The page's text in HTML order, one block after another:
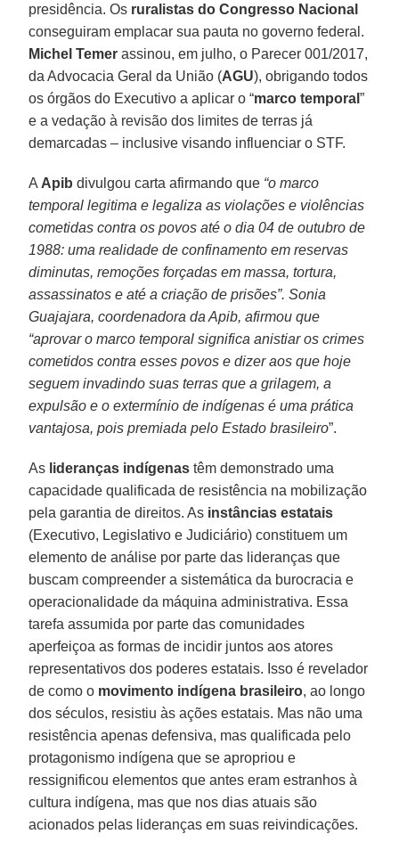
presidência. Os ruralistas do Congresso Nacional
conseguiram emplacar sua pauta no governo federal.
Michel Temer assinou, em julho, o Parecer 001/2017,
da Advocacia Geral da União (AGU), obrigando todos
os órgãos do Executivo a aplicar o “marco temporal”
e a vedação à revisão dos limites de terras já
demarcadas – inclusive visando influenciar o STF.
A Apib divulgou carta afirmando que “o marco
temporal legitima e legaliza as violações e violências
cometidas contra os povos até o dia 04 de outubro de
1988: uma realidade de confinamento em reservas
diminutas, remoções forçadas em massa, tortura,
assassinatos e até a criação de prisões”. Sonia
Guajajara, coordenadora da Apib, afirmou que
“aprovar o marco temporal significa anistiar os crimes
cometidos contra esses povos e dizer aos que hoje
seguem invadindo suas terras que a grilagem, a
expulsão e o extermínio de indígenas é uma prática
vantajosa, pois premiada pelo Estado brasileiro”.
As lideranças indígenas têm demonstrado uma
capacidade qualificada de resistência na mobilização
pela garantia de direitos. As instâncias estatais
(Executivo, Legislativo e Judiciário) constituem um
elemento de análise por parte das lideranças que
buscam compreender a sistemática da burocracia e
operacionalidade da máquina administrativa. Essa
tarefa assumida por parte das comunidades
aperfeiçoa as formas de incidir juntos aos atores
representativos dos poderes estatais. Isso é revelador
de como o movimento indígena brasileiro, ao longo
dos séculos, resistiu às ações estatais. Mas não uma
resistência apenas defensiva, mas qualificada pelo
protagonismo indígena que se apropriou e
ressignificou elementos que antes eram estranhos à
cultura indígena, mas que nos dias atuais são
acionados pelas lideranças em suas reivindicações.